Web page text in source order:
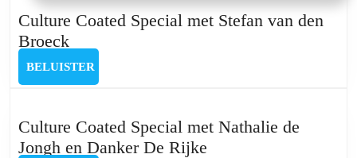
Culture Coated Special met Stefan van den
BroeckCulture
Coated
Special
Stefan
van
BELUISTER
Culture Coated Special met Nathalie de
Jongh en Danker De Rijke